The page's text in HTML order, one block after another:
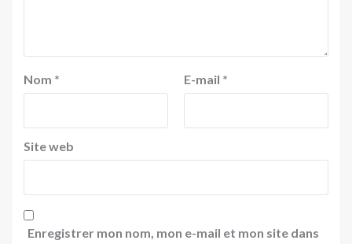
Nom * E-mail *
Site web
Enregistrer mon nom, mon e-mail et mon site dans